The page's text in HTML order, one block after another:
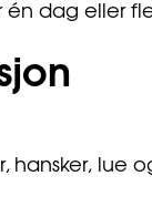
én dag eller
hansker, lue